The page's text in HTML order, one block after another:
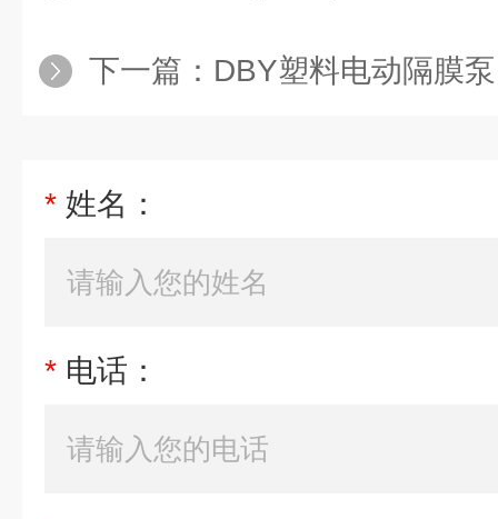
下一篇： DBY塑料电动隔膜泵
* 姓名：
* 电话：